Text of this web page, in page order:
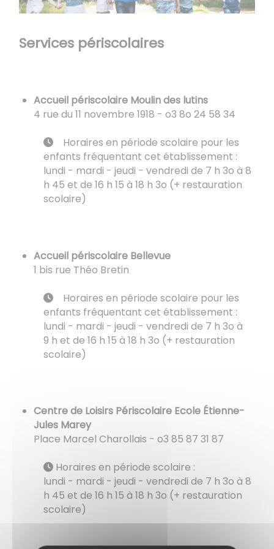
Services périscolaires​​
​​​​​​​Accueil périscolaire Moulin des lutins
4 rue du 11 novembre 1918 - o3 8o 24 58 34
Horaires en période scolaire pour les
enfants fréquentant cet établissement :
lundi - mardi - jeudi - vendredi de 7 h 3o à 8
h 45 et de 16 h 15 à 18 h 3o (+ restauration
scolaire)
Accueil périscolaire Bellevue
1 bis rue Théo Bretin
Horaires en période scolaire pour les
enfants fréquentant cet établissement :
​​​​​​​lundi - mardi - jeudi - vendredi de 7 h 3o à
9 h et de 16 h 15 à 18 h 3o (+ restauration
scolaire)
Centre de Loisirs Périscolaire Ecole Étienne-
Jules Marey
Place Marcel Charollais - o3 85 87 31 87
Horaires en période scolaire :
​​​​​​​​​​​​​​lundi - mardi - jeudi - vendredi de 7 h 3o à 8
h 45 et de 16 h 15 à 18 h 3o (+ restauration
scolaire)